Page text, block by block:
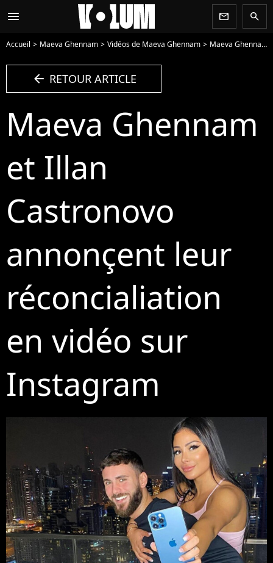
menu newsletter search
Accueil Maeva Ghennam Vidéos de Maeva Ghennam Maeva Ghennam et Illan Castronovo annonçent leur réconcialiation en vidéo sur Instagram - Vidéo
arrow_left RETOUR ARTICLE
Maeva Ghennam
et Illan
Castronovo
annonçent leur
réconcialiation
en vidéo sur
Instagram